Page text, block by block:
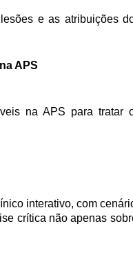
e as atribuições
APS
na APS para tratar
interativo, com
crítica não apenas